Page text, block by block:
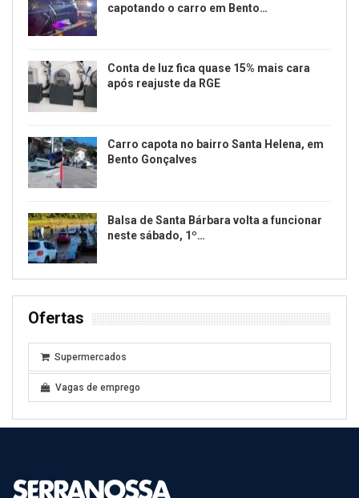
capotando o carro em Bento…
Conta de luz fica quase 15% mais cara
após reajuste da RGE
Carro capota no bairro Santa Helena, em
Bento Gonçalves
Balsa de Santa Bárbara volta a funcionar
neste sábado, 1º…
Ofertas
Supermercados
Vagas de emprego